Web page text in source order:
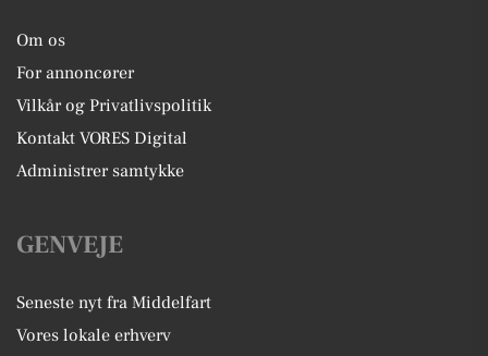
Om os
For annoncører
Vilkår og Privatlivspolitik
Kontakt VORES Digital
Administrer samtykke
GENVEJE
Seneste nyt fra Middelfart
Vores lokale erhverv